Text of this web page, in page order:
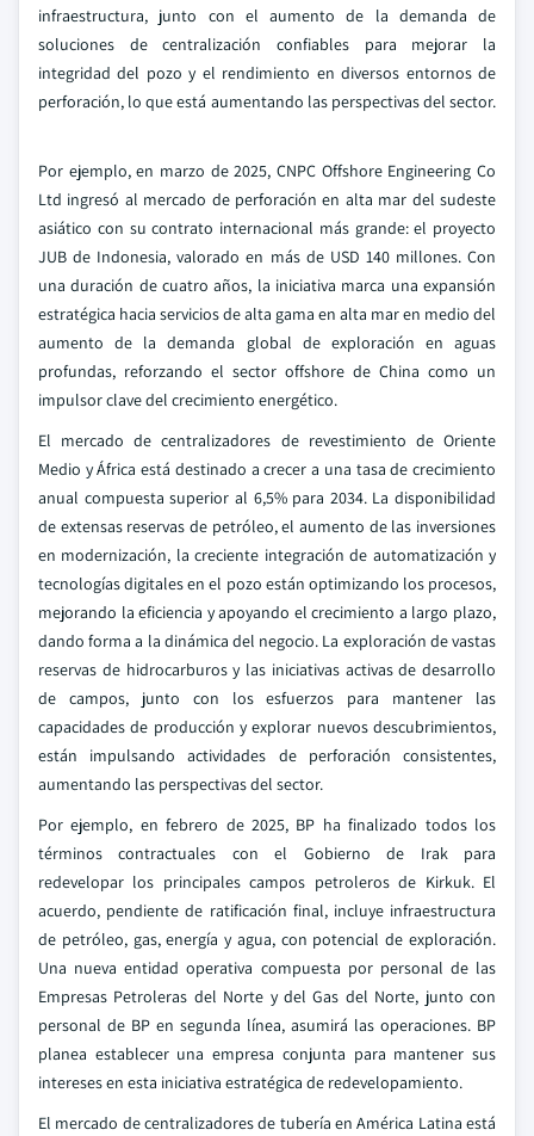
infraestructura, junto con el aumento de la demanda de
soluciones de centralización confiables para mejorar la
integridad del pozo y el rendimiento en diversos entornos de
perforación, lo que está aumentando las perspectivas del sector.
Por ejemplo, en marzo de 2025, CNPC Offshore Engineering Co
Ltd ingresó al mercado de perforación en alta mar del sudeste
asiático con su contrato internacional más grande: el proyecto
JUB de Indonesia, valorado en más de USD 140 millones. Con
una duración de cuatro años, la iniciativa marca una expansión
estratégica hacia servicios de alta gama en alta mar en medio del
aumento de la demanda global de exploración en aguas
profundas, reforzando el sector offshore de China como un
impulsor clave del crecimiento energético.
El mercado de centralizadores de revestimiento de Oriente
Medio y África está destinado a crecer a una tasa de crecimiento
anual compuesta superior al 6,5% para 2034. La disponibilidad
de extensas reservas de petróleo, el aumento de las inversiones
en modernización, la creciente integración de automatización y
tecnologías digitales en el pozo están optimizando los procesos,
mejorando la eficiencia y apoyando el crecimiento a largo plazo,
dando forma a la dinámica del negocio. La exploración de vastas
reservas de hidrocarburos y las iniciativas activas de desarrollo
de campos, junto con los esfuerzos para mantener las
capacidades de producción y explorar nuevos descubrimientos,
están impulsando actividades de perforación consistentes,
aumentando las perspectivas del sector.
Por ejemplo, en febrero de 2025, BP ha finalizado todos los
términos contractuales con el Gobierno de Irak para
redevelopar los principales campos petroleros de Kirkuk. El
acuerdo, pendiente de ratificación final, incluye infraestructura
de petróleo, gas, energía y agua, con potencial de exploración.
Una nueva entidad operativa compuesta por personal de las
Empresas Petroleras del Norte y del Gas del Norte, junto con
personal de BP en segunda línea, asumirá las operaciones. BP
planea establecer una empresa conjunta para mantener sus
intereses en esta iniciativa estratégica de redevelopamiento.
El mercado de centralizadores de tubería en América Latina está